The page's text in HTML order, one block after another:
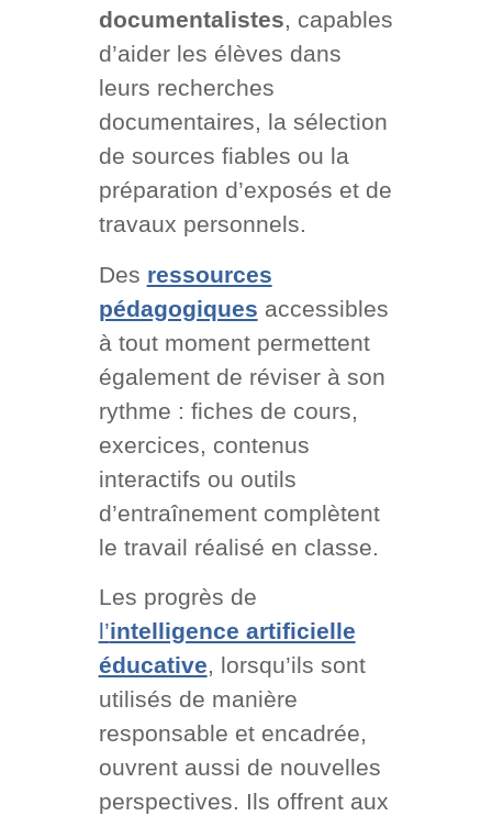
documentalistes, capables
d’aider les élèves dans
leurs recherches
documentaires, la sélection
de sources fiables ou la
préparation d’exposés et de
travaux personnels.
Des ressources
pédagogiques accessibles
à tout moment permettent
également de réviser à son
rythme : fiches de cours,
exercices, contenus
interactifs ou outils
d’entraînement complètent
le travail réalisé en classe.
Les progrès de
l’intelligence artificielle
éducative, lorsqu’ils sont
utilisés de manière
responsable et encadrée,
ouvrent aussi de nouvelles
perspectives. Ils offrent aux